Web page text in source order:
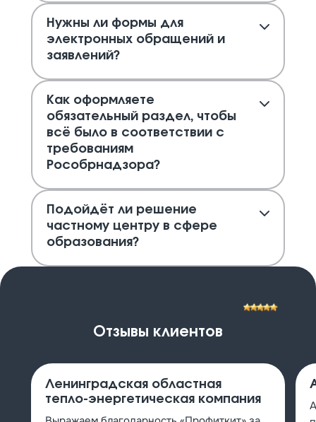
Нужны ли формы для
электронных обращений и
заявлений?
Как оформляете
обязательный раздел, чтобы
всё было в соответствии с
требованиям
Рособрнадзора?
Подойдёт ли решение
частному центру в сфере
образования?
Отзывы клиентов
Ленинградская областная
тепло-энергетическая компания